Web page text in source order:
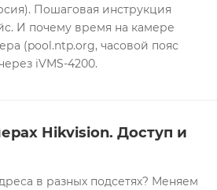
Пошаговая инструкция
И почему время на камере
(pool.ntp.org, часовой пояс
iVMS-4200.
Hikvision. Доступ и
в разных подсетях? Меняем